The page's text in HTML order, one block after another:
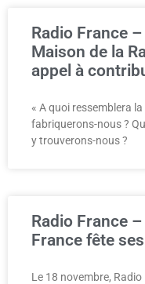
Radio France
Maison de la
appel à
« A quoi ressemblera
fabriquerons-nous ?
y trouverons-nous ?
Radio France
France fête
Le 18 novembre,